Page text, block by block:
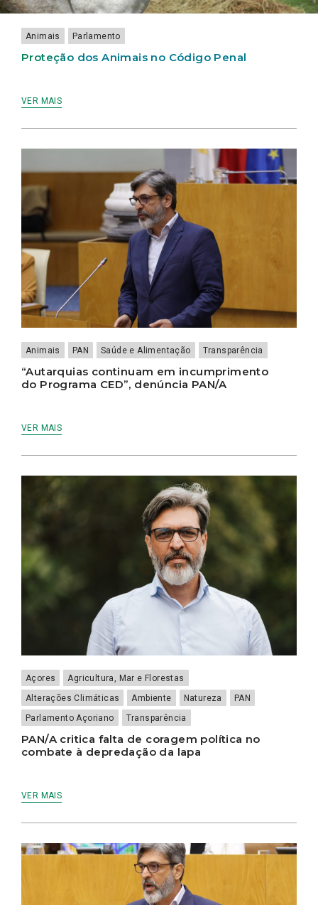
Animais Parlamento
Proteção dos Animais no Código Penal
VER MAIS
Animais PAN Saúde e Alimentação Transparência
“Autarquias continuam em incumprimento
do Programa CED”, denúncia PAN/A
VER MAIS
Açores
Agricultura, Mar e Florestas
Alterações Climáticas
Ambiente Natureza
PAN
Parlamento Açoriano
Transparência
PAN/A critica falta de coragem política no
combate à depredação da lapa
VER MAIS